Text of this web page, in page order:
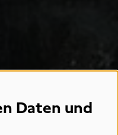
Daten und